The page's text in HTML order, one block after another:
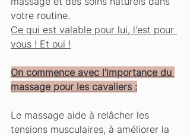
votre routine.
Ce qui est valable pour lui, l'est pour
vous ! Et oui !
On commence avec l'importance du
massage pour les cavaliers :
Le massage aide à relâcher les
tensions musculaires, à améliorer la